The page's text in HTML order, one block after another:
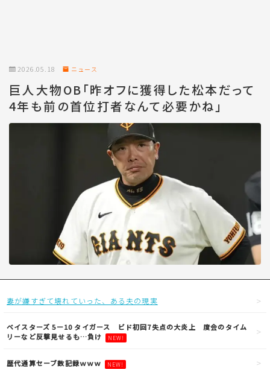
2026.05.18 ニュース
巨人大物OB「昨オフに獲得した松本だって
4年も前の首位打者なんて必要かね」
妻が嫌すぎて壊れていった、ある夫の現実
ベイスターズ 5ー10 タイガース ビド初回7失点の大炎上 度会のタイム
リーなど反撃見せるも…負け
NEW!
歴代通算セーブ数記録ｗｗｗ NEW!